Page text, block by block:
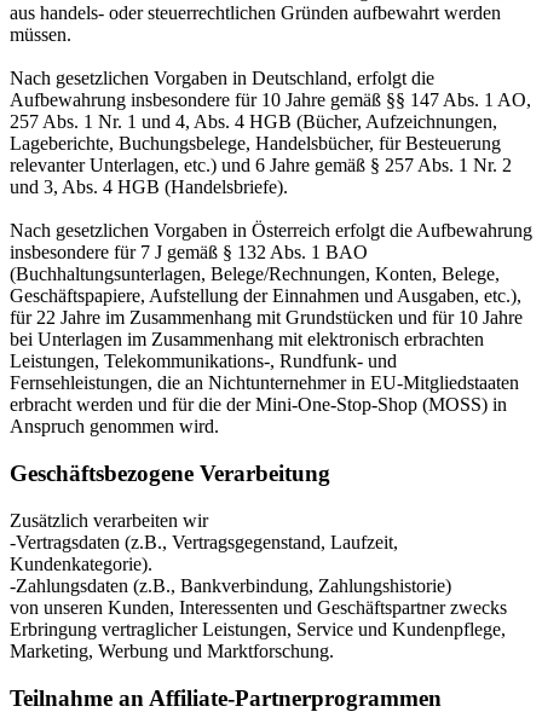
aus handels- oder steuerrechtlichen Gründen aufbewahrt werden
müssen.
Nach gesetzlichen Vorgaben in Deutschland, erfolgt die
Aufbewahrung insbesondere für 10 Jahre gemäß §§ 147 Abs. 1 AO,
257 Abs. 1 Nr. 1 und 4, Abs. 4 HGB (Bücher, Aufzeichnungen,
Lageberichte, Buchungsbelege, Handelsbücher, für Besteuerung
relevanter Unterlagen, etc.) und 6 Jahre gemäß § 257 Abs. 1 Nr. 2
und 3, Abs. 4 HGB (Handelsbriefe).
Nach gesetzlichen Vorgaben in Österreich erfolgt die Aufbewahrung
insbesondere für 7 J gemäß § 132 Abs. 1 BAO
(Buchhaltungsunterlagen, Belege/Rechnungen, Konten, Belege,
Geschäftspapiere, Aufstellung der Einnahmen und Ausgaben, etc.),
für 22 Jahre im Zusammenhang mit Grundstücken und für 10 Jahre
bei Unterlagen im Zusammenhang mit elektronisch erbrachten
Leistungen, Telekommunikations-, Rundfunk- und
Fernsehleistungen, die an Nichtunternehmer in EU-Mitgliedstaaten
erbracht werden und für die der Mini-One-Stop-Shop (MOSS) in
Anspruch genommen wird.
Geschäftsbezogene Verarbeitung
Zusätzlich verarbeiten wir
-Vertragsdaten (z.B., Vertragsgegenstand, Laufzeit,
Kundenkategorie).
-Zahlungsdaten (z.B., Bankverbindung, Zahlungshistorie)
von unseren Kunden, Interessenten und Geschäftspartner zwecks
Erbringung vertraglicher Leistungen, Service und Kundenpflege,
Marketing, Werbung und Marktforschung.
Teilnahme an Affiliate-Partnerprogrammen